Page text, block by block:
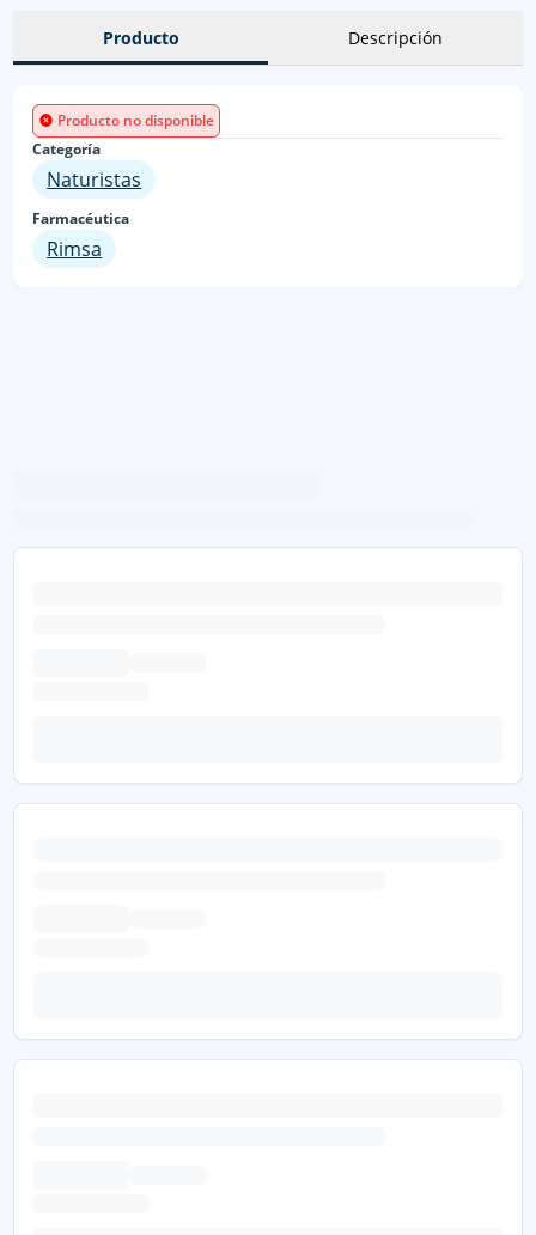
Producto Descripción
Producto no disponible
Categoría
Naturistas
Farmacéutica
Rimsa